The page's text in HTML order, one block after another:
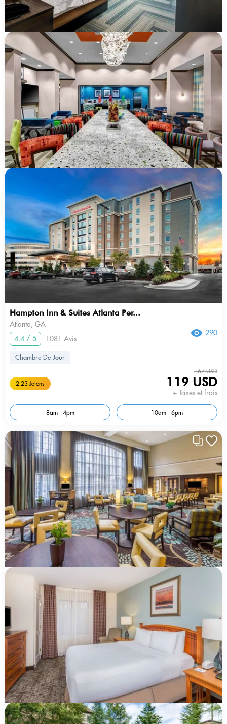
Hampton Inn & Suites Atlanta Per...
Atlanta, GA
4.4 / 5
1081 Avis
290
Chambre De Jour
2.23 Jetons
167 USD
119 USD
+ Taxes et frais
8am - 4pm 10am - 6pm